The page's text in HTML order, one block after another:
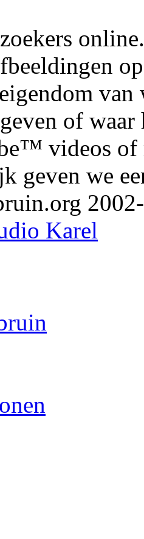
online.
of
videos of
geven we
Karel